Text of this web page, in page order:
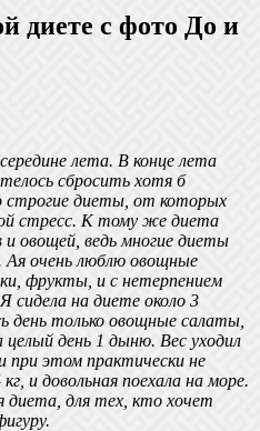
диете с фото До и
лета. В конце лета
сбросить хотя б
строгие диеты, от которых
стресс. К тому же диета
и овощей, ведь многие диеты
очень люблю овощные
фрукты, и с нетерпением
сидела на диете около 3
день только овощные салаты,
целый день 1 дыню. Вес уходил
при этом практически не
и довольная поехала на море.
диета, для тех, кто хочет